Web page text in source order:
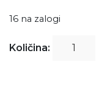
16 na zalogi
Količina:
LIXO